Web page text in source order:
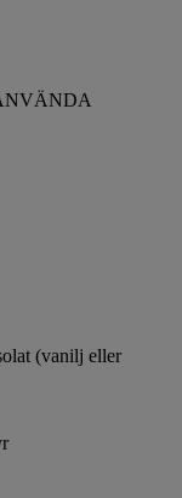
(vanilj eller